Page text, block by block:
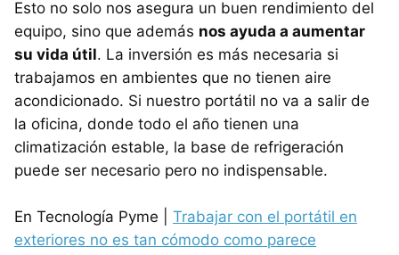
Esto no solo nos asegura un buen rendimiento del
equipo, sino que además nos ayuda a aumentar
su vida útil. La inversión es más necesaria si
trabajamos en ambientes que no tienen aire
acondicionado. Si nuestro portátil no va a salir de
la oficina, donde todo el año tienen una
climatización estable, la base de refrigeración
puede ser necesario pero no indispensable.
En Tecnología Pyme | Trabajar con el portátil en
exteriores no es tan cómodo como parece